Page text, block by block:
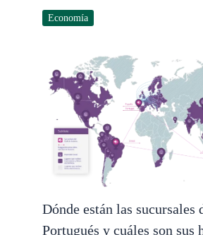
Economía
Dónde están las sucursales
Portugués y cuáles son sus